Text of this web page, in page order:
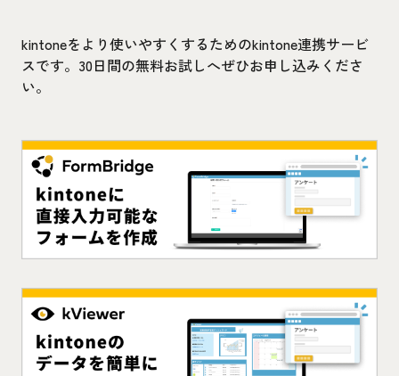
kintoneをより使いやすくするためのkintone連携サービ
スです。30日間の無料お試しへぜひお申し込みくださ
い。